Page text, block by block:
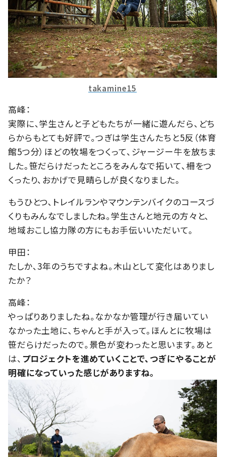
takamine15
高峰：
実際に、学生さんと子どもたちが一緒に遊んだら、どち
らからもとても好評で。つぎは学生さんたちと5反（体育
館5つ分）ほどの牧場をつくって、ジャージー牛を放ちま
した。笹だらけだったところをみんなで拓いて、柵をつ
くったり、おかげで見晴らしが良くなりました。
もうひとつ、トレイルランやマウンテンバイクのコースづ
くりもみんなでしましたね。学生さんと地元の方々と、
地域おこし協力隊の方にもお手伝いいただいて。
甲田：
たしか、3年のうちですよね。木山として変化はありまし
たか？
高峰：
やっぱりありましたね。なかなか管理が行き届いてい
なかった土地に、ちゃんと手が入って。ほんとに牧場は
笹だらけだったので。景色が変わったと思います。あと
は、 プロジェクトを進めていくことで、つぎにやることが
明確になっていった感じがありますね。